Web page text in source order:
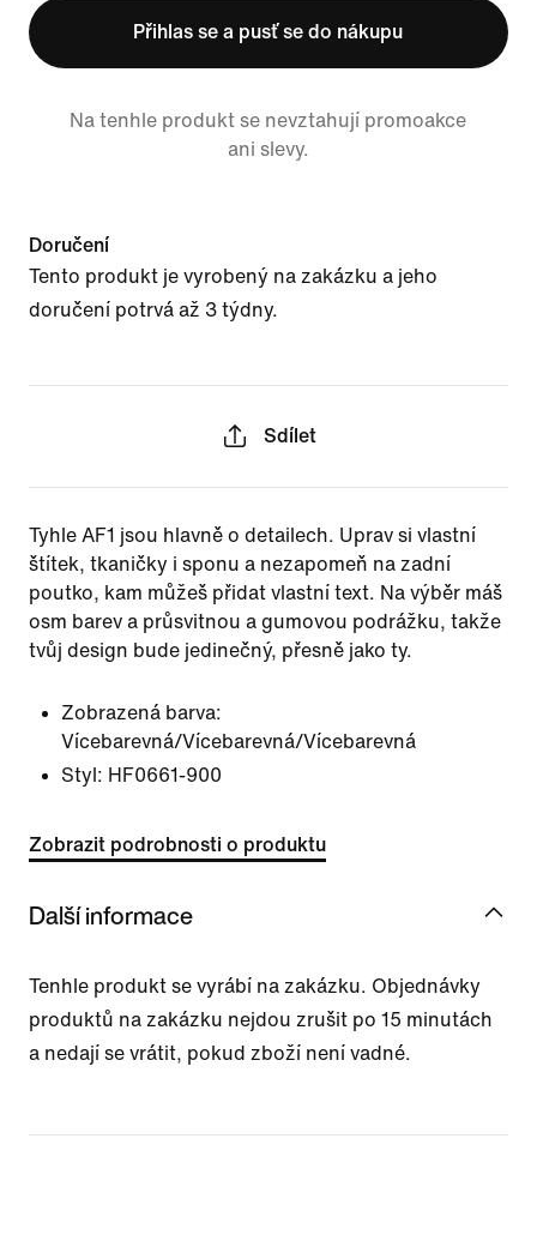
Přihlas se a pusť se do nákupu
Na tenhle produkt se nevztahují promoakce
ani slevy.
Doručení
Tento produkt je vyrobený na zakázku a jeho
doručení potrvá až 3 týdny.
Sdílet
Tyhle AF1 jsou hlavně o detailech. Uprav si vlastní
štítek, tkaničky i sponu a nezapomeň na zadní
poutko, kam můžeš přidat vlastní text. Na výběr máš
osm barev a průsvitnou a gumovou podrážku, takže
tvůj design bude jedinečný, přesně jako ty.
Zobrazená barva:
Vícebarevná/Vícebarevná/Vícebarevná
Styl: HF0661-900
Zobrazit podrobnosti o produktu
Další informace
Tenhle produkt se vyrábí na zakázku. Objednávky
produktů na zakázku nejdou zrušit po 15 minutách
a nedají se vrátit, pokud zboží není vadné.